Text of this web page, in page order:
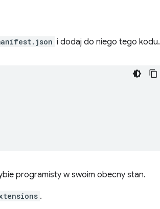
i dodaj do niego tego kodu.
programisty w swoim obecny stan.
.